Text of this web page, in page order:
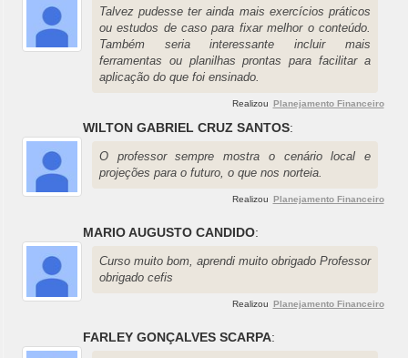
Talvez pudesse ter ainda mais exercícios práticos
ou estudos de caso para fixar melhor o conteúdo.
Também seria interessante incluir mais
ferramentas ou planilhas prontas para facilitar a
aplicação do que foi ensinado.
Realizou Planejamento Financeiro
WILTON GABRIEL CRUZ SANTOS:
O professor sempre mostra o cenário local e
projeções para o futuro, o que nos norteia.
Realizou Planejamento Financeiro
MARIO AUGUSTO CANDIDO:
Curso muito bom, aprendi muito obrigado Professor
obrigado cefis
Realizou Planejamento Financeiro
FARLEY GONÇALVES SCARPA: